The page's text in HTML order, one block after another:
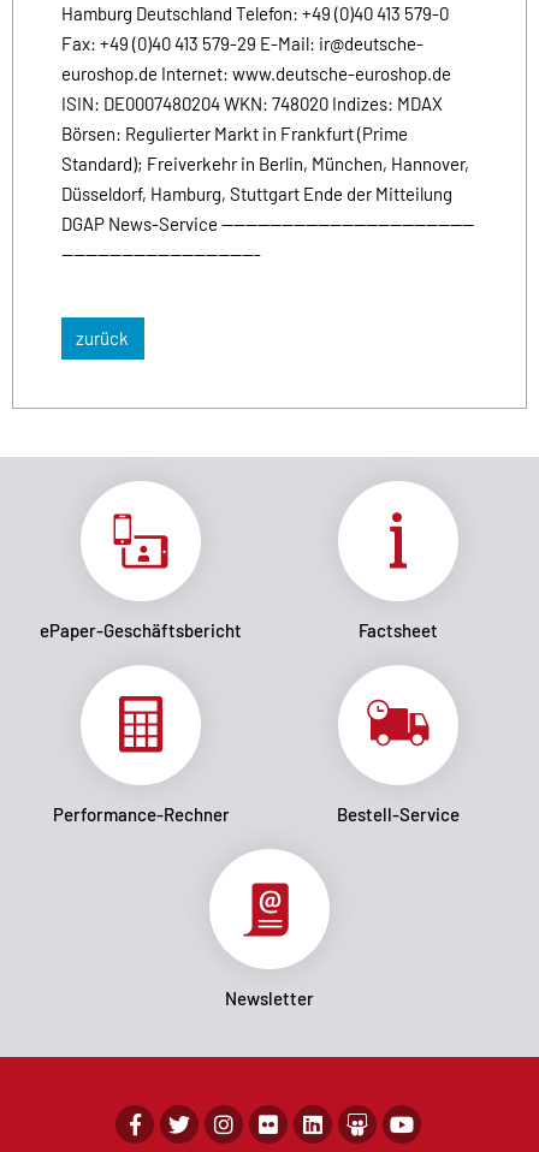
Hamburg Deutschland Telefon: +49 (0)40 413 579-0
Fax: +49 (0)40 413 579-29 E-Mail: ir@deutsche-
euroshop.de Internet: www.deutsche-euroshop.de
ISIN: DE0007480204 WKN: 748020 Indizes: MDAX
Börsen: Regulierter Markt in Frankfurt (Prime
Standard); Freiverkehr in Berlin, München, Hannover,
Düsseldorf, Hamburg, Stuttgart Ende der Mitteilung
DGAP News-Service ------------------------------------------
---------------------------------
zurück
ePaper-Geschäftsbericht Factsheet
Performance-Rechner Bestell-Service
Newsletter